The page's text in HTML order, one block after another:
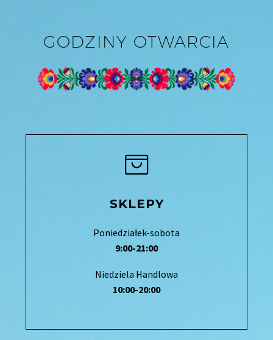
GODZINY OTWARCIA
SKLEPY
Poniedziałek-sobota
9:00-21:00
Niedziela Handlowa
10:00-20:00